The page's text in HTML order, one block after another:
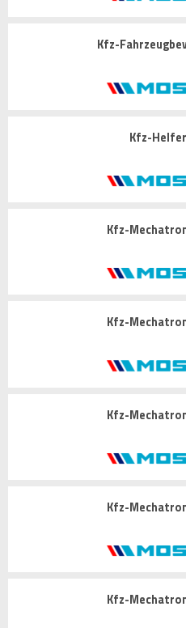
Kfz-
Kfz-
Kfz-
Kfz-
Kfz-
Kfz-
Kfz-